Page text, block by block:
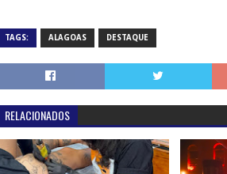
TAGS: ALAGOAS DESTAQUE
RELACIONADOS